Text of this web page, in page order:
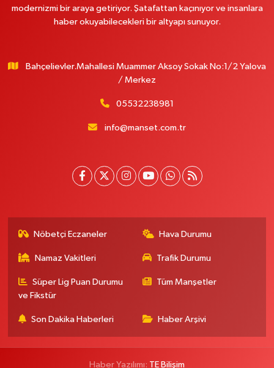
modernizmi bir araya getiriyor. Şatafattan kaçınıyor ve insanlara
haber okuyabilecekleri bir altyapı sunuyor.
Bahçelievler.Mahallesi Muammer Aksoy Sokak No:1/2 Yalova
/ Merkez
05532238981
info@manset.com.tr
Nöbetçi Eczaneler Hava Durumu
Namaz Vakitleri Trafik Durumu
Süper Lig Puan Durumu
ve Fikstür
Tüm Manşetler
Son Dakika Haberleri Haber Arşivi
Haber Yazılımı: TE Bilişim